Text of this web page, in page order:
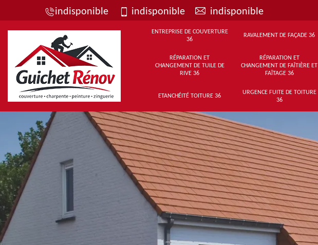
indisponible indisponible indisponible
ENTREPRISE DE COUVERTURE
36
RAVALEMENT DE FAÇADE 36
RÉPARATION ET
CHANGEMENT DE TUILE DE
RIVE 36
RÉPARATION ET
CHANGEMENT DE FAÎTIÈRE ET
FAÎTAGE 36
ETANCHÉITÉ TOITURE 36
URGENCE FUITE DE TOITURE
36